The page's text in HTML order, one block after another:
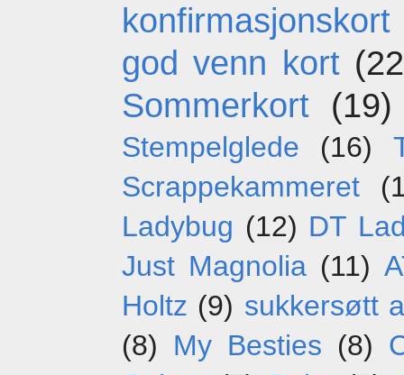
konfirmasjonskort
god venn kort
Sommerkort
(19)
Stempelglede (16)
Scrappekammeret
Ladybug (12) DT
Just Magnolia (11)
Holtz (9) sukkersøtt
(8) My Besties (8)